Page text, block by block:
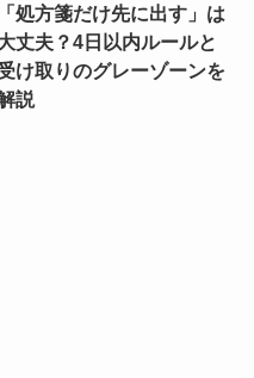
「処方箋だけ先に出す」は
丈夫？4日以内ルールと
け取りのグレーゾーンを
説